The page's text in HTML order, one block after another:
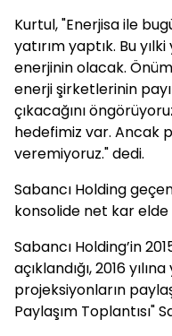
Kurtul, "Enerjisa ile
yatırım yaptık. Bu
enerjinin olacak.
enerji şirketlerinin
çıkacağını
hedefimiz var. Ancak
veremiyoruz." dedi.
Sabancı Holding
konsolide net kar
Sabancı Holding’in
açıklandığı, 2016
projeksiyonların
Paylaşım Toplantısı"